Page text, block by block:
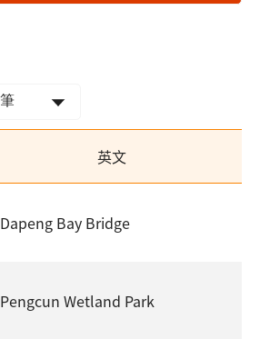
英文
Dapeng Bay Bridge
Pengcun Wetland Park